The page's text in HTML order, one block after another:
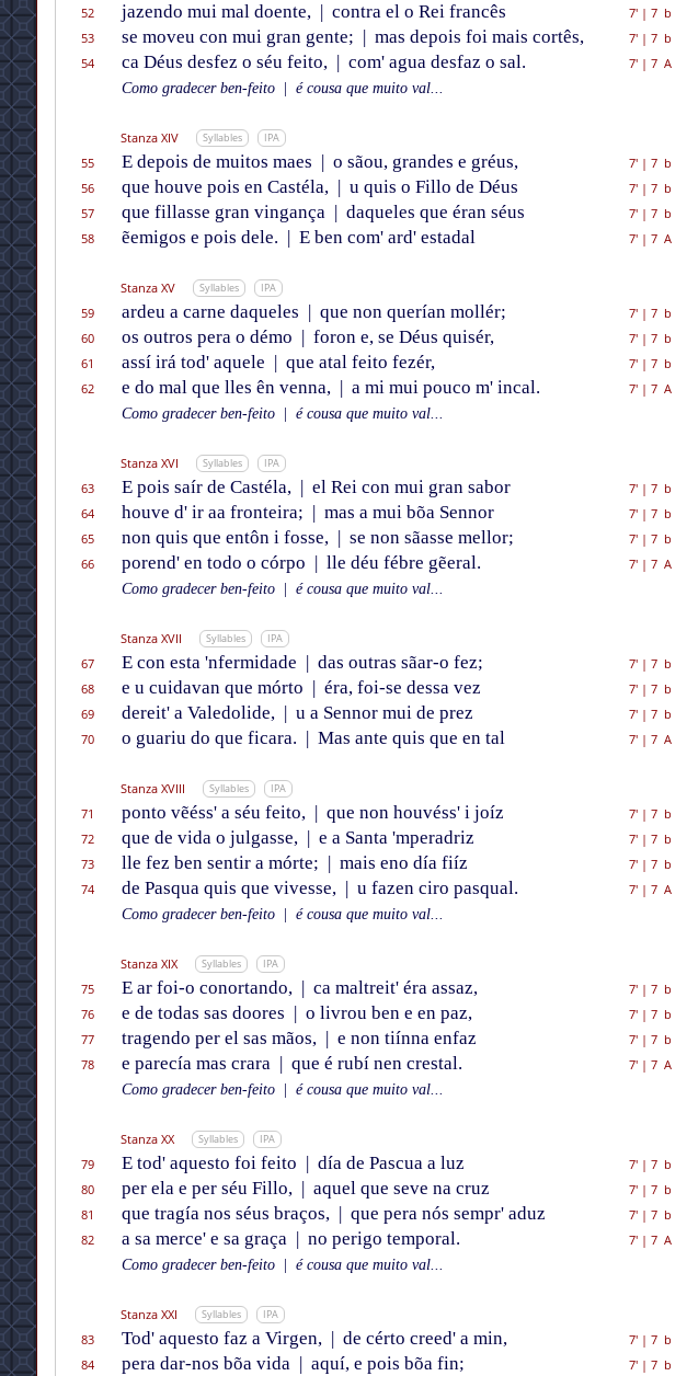
52
jazendo mui mal doente, | contra el o Rei francês 7'| 7 b
53
se moveu con mui gran gente; | mas depois foi mais cortês, 7'| 7 b
54
ca Déus desfez o séu feito, | com' agua desfaz o sal. 7'| 7 A
Como gradecer ben-feito
é cousa que muito val...
Stanza XIV Syllables IPA
55 E depois de muitos maes | o sãou, grandes e gréus, 7'| 7 b
56
que houve pois en Castéla, | u quis o Fillo de Déus 7'| 7 b
57
que fillasse gran vingança | daqueles que éran séus 7'| 7 b
58
ẽemigos e pois dele. | E ben com' ard' estadal 7'| 7 A
Stanza XV Syllables IPA
59 ardeu a carne daqueles | que non querían mollér; 7'| 7 b
60
os outros pera o démo | foron e, se Déus quisér, 7'| 7 b
61
assí irá tod' aquele | que atal feito fezér, 7'| 7 b
62
e do mal que lles ên venna, | a mi mui pouco m' incal. 7'| 7 A
Como gradecer ben-feito
é cousa que muito val...
Stanza XVI Syllables IPA
63 E pois saír de Castéla, | el Rei con mui gran sabor 7'| 7 b
64
houve d' ir aa fronteira; | mas a mui bõa Sennor 7'| 7 b
65
non quis que entôn i fosse, | se non sãasse mellor; 7'| 7 b
66
porend' en todo o córpo | lle déu fébre gẽeral. 7'| 7 A
Como gradecer ben-feito
é cousa que muito val...
Stanza XVII Syllables IPA
67 E con esta 'nfermidade | das outras sãar-o fez; 7'| 7 b
68
e u cuidavan que mórto | éra, foi-se dessa vez 7'| 7 b
69
dereit' a Valedolide, | u a Sennor mui de prez 7'| 7 b
70
o guariu do que ficara. | Mas ante quis que en tal 7'| 7 A
Stanza XVIII Syllables IPA
71 ponto vẽéss' a séu feito, | que non houvéss' i joíz 7'| 7 b
72
que de vida o julgasse, | e a Santa 'mperadriz 7'| 7 b
73
lle fez ben sentir a mórte; | mais eno día fiíz 7'| 7 b
74
de Pasqua quis que vivesse, | u fazen ciro pasqual. 7'| 7 A
Como gradecer ben-feito
é cousa que muito val...
Stanza XIX Syllables IPA
75 E ar foi-o conortando, | ca maltreit' éra assaz, 7'| 7 b
76
e de todas sas doores | o livrou ben e en paz, 7'| 7 b
77
tragendo per el sas mãos, | e non tiínna enfaz 7'| 7 b
78
e parecía mas crara | que é rubí nen crestal. 7'| 7 A
Como gradecer ben-feito
é cousa que muito val...
Stanza XX Syllables IPA
79 E tod' aquesto foi feito | día de Pascua a luz 7'| 7 b
80
per ela e per séu Fillo, | aquel que seve na cruz 7'| 7 b
81
que tragía nos séus braços, | que pera nós sempr' aduz 7'| 7 b
82
a sa merce' e sa graça | no perigo temporal. 7'| 7 A
Como gradecer ben-feito
é cousa que muito val...
Stanza XXI Syllables IPA
83 Tod' aquesto faz a Virgen, | de cérto creed' a min, 7'| 7 b
84
pera dar-nos bõa vida | aquí, e pois bõa fin; 7'| 7 b